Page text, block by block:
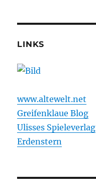
LINKS
www.altewelt.net
Greifenklaue Blog
Ulisses Spieleverlag
Erdenstern